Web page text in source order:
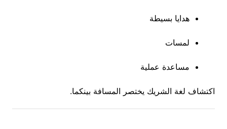
هدايا بسيطة
لمسات
مساعدة عملية
اكتشاف لغة الشريك يختصر المسافة بينكما.